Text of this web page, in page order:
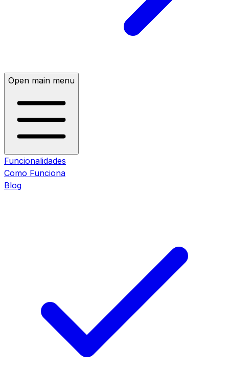
Open main menu
Funcionalidades
Como Funciona
Blog